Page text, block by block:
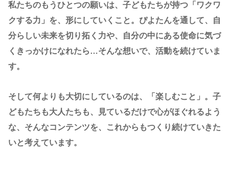
私たちのもうひとつの願いは、子どもたちが持つ「ワクワ
クする力」を、形にしていくこと。ぴよたんを通して、自
分らしい未来を切り拓く力や、自分の中にある使命に気づ
くきっかけになれたら…そんな想いで、活動を続けていま
す。
そして何よりも大切にしているのは、「楽しむこと」。子
どもたちも大人たちも、見ているだけで心がほぐれるよう
な、そんなコンテンツを、これからもつくり続けていきた
いと考えています。